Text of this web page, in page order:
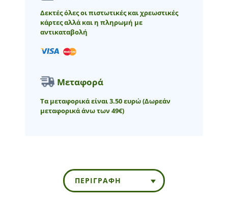
Δεκτές όλες οι πιστωτικές και χρεωστικές
κάρτες αλλά και η πληρωμή με
αντικαταβολή
Μεταφορά
Τα μεταφορικά είναι 3.50 ευρώ(Δωρεάν
μεταφορικά άνω των 49€)
ΠΕΡΙΓΡΑΦΉ